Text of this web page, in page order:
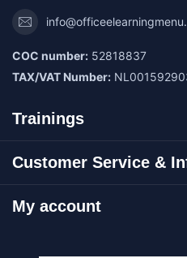
COC number: 52818837
TAX/VAT Number:
Trainings
Customer Service &
My account